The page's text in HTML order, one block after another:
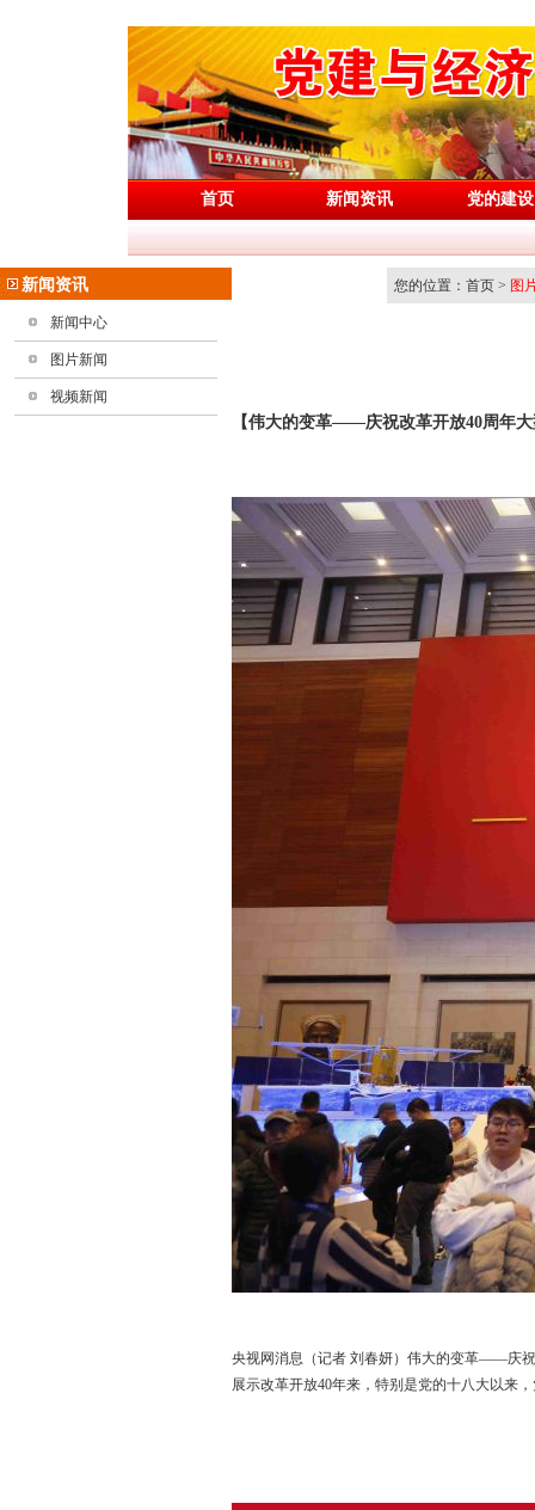
首页 新闻资讯 党的建设
新闻资讯
新闻中心
图片新闻
视频新闻
您的位置：首页 > 图
【伟大的变革——庆祝改革开放40周年
央视网消息（记者 刘春妍）伟大的变革——庆
展示改革开放40年来，特别是党的十八大以来